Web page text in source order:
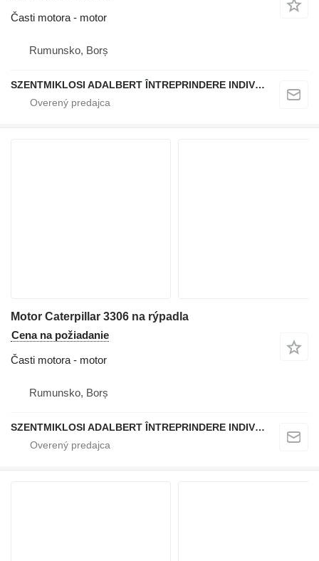
Časti motora - motor
Rumunsko, Borș
SZENTMIKLOSI ADALBERT ÎNTREPRINDERE INDIVIDUALĂ
Motor Caterpillar 3306 na rýpadla
Cena na požiadanie
Časti motora - motor
Rumunsko, Borș
SZENTMIKLOSI ADALBERT ÎNTREPRINDERE INDIVIDUALĂ